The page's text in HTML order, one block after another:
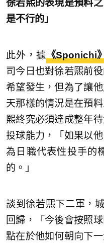
徐若熙的表現是預料
是不行的」
此外，據 《Sponichi》
司今日也對徐若熙前
希望發生，但為了讓
天那樣的情況是在預
熙終究必須達成整年
投球能力，「如果以
為日職代表性投手的
的。」
談到徐若熙下二軍，
回歸，「今後會按照
點在於他如何朝向下